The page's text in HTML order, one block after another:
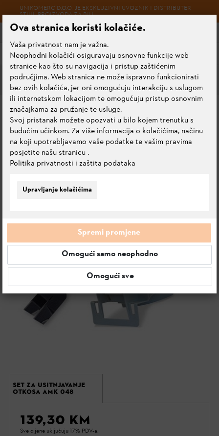
UNIKOMERC D.O.O. JE EKSKLUZIVNI UVOZNIK I DISTRIBUTER
STIHL PROIZVODA ZA BIH
Meni
Pribor za kosilice
SET ZA USITNJAVANJE
OTKOSA AMK 048
0.0 Ocijeni ovaj proizvod
SET ZA USITNJAVANJE
OTKOSA AMK 048
139,30 KM
Sve cijene uključuju 17% PDV-a.
Upravljanje kolačićima
Ova stranica koristi kolačiće.
Vaša privatnost nam je važna.
Neophodni kolačići osiguravaju osnovne funkcije web
stranice kao što su navigacija i pristup zaštićenim
područjima. Web stranica ne može ispravno funkcionirati
bez ovih kolačića, jer oni omogućuju interakciju s uslugom
ili internetskom lokacijom te omogućuju pristup osnovnim
značajkama za pružanje te usluge.
Svoj pristanak možete opozvati u bilo kojem trenutku s
budućim učinkom. Za više informacija o kolačićima, načinu
na koji upotrebljavamo vaše podatke te vašim pravima
posjetite našu stranicu
Politika privatnosti i zaštita podataka
.
Spremi promjene
Omogući samo neophodno
Omogući sve